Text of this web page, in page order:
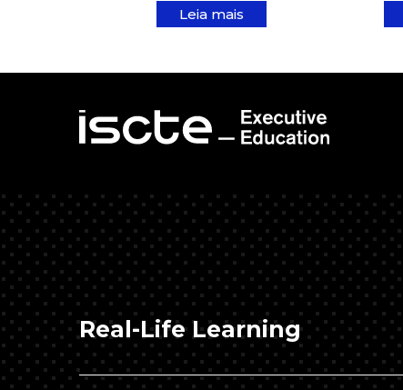
Leia mais
Real-Life Learning